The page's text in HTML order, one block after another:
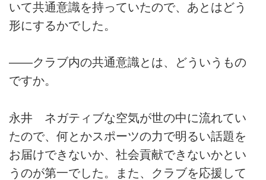
いて共通意識を持っていたので、あとはどう
形にするかでした。
――クラブ内の共通意識とは、どういうもの
ですか。
永井 ネガティブな空気が世の中に流れてい
たので、何とかスポーツの力で明るい話題を
お届けできないか、社会貢献できないかとい
うのが第一でした。また、クラブを応援して